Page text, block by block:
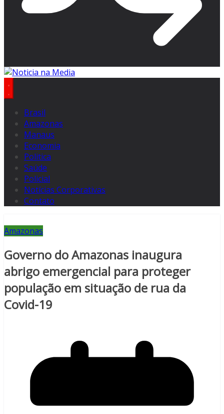
Brasil
Amazonas
Manaus
Economia
Politica
Saúde
Policial
Notícias Corporativas
Contato
Amazonas
Governo do Amazonas inaugura
abrigo emergencial para proteger
população em situação de rua da
Covid-19